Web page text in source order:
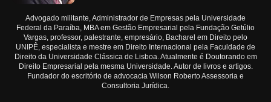
Advogado militante, Administrador de Empresas pela Universidade
Federal da Paraíba, MBA em Gestão Empresarial pela Fundação Getúlio
Vargas, professor, palestrante, empresário, Bacharel em Direito pelo
UNIPÊ, especialista e mestre em Direito Internacional pela Faculdade de
Direito da Universidade Clássica de Lisboa. Atualmente é Doutorando em
Direito Empresarial pela mesma Universidade. Autor de livros e artigos.
Fundador do escritório de advocacia Wilson Roberto Assessoria e
Consultoria Jurídica.